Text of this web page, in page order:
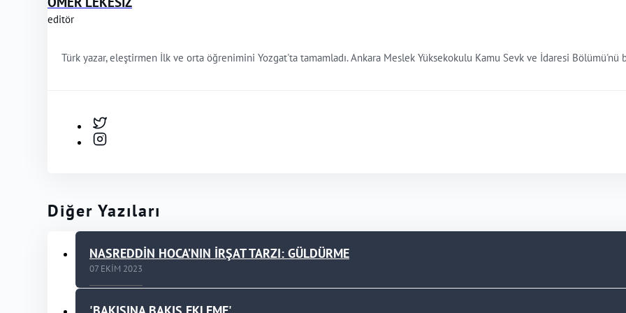
editör
Türk yazar, eleştirmen İlk ve orta öğrenimini Yozgat'ta tamamladı. Ankara Meslek Yüksekokulu Kamu Sevk ve İdaresi Bölümü'nü
Diğer Yazıları
NASREDDİN HOCA’NIN İRŞAT TARZI: GÜLDÜRME
07 EKIM 2023